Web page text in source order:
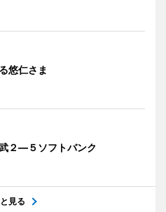
悠仁さま
２―５ソフトバンク
見る